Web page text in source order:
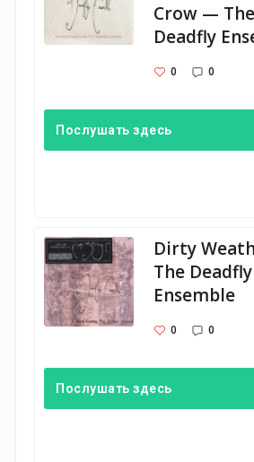
Crow — The
Deadfly
0 0
Послушать здесь
Dirty
The Deadfly
Ensemble
0 0
Послушать здесь